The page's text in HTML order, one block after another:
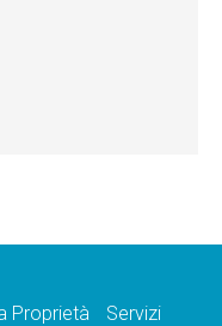
Proprietà
Servizi